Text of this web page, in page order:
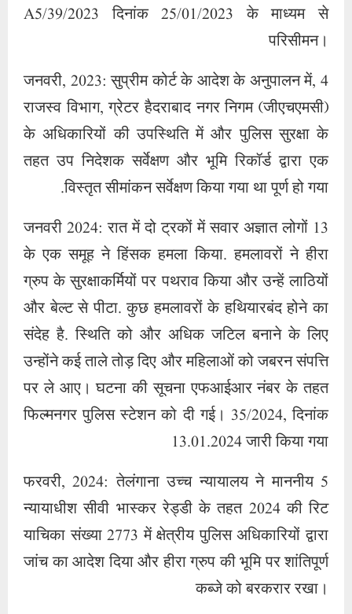
A5/39/2023 दिनांक 25/01/2023 के माध्यम से
परिसीमन।
4 जनवरी, 2023: सुप्रीम कोर्ट के आदेश के अनुपालन में,
राजस्व विभाग, ग्रेटर हैदराबाद नगर निगम (जीएचएमसी)
के अधिकारियों की उपस्थिति में और पुलिस सुरक्षा के
तहत उप निदेशक सर्वेक्षण और भूमि रिकॉर्ड द्वारा एक
विस्तृत सीमांकन सर्वेक्षण किया गया था पूर्ण हो गया.
13 जनवरी 2024: रात में दो ट्रकों में सवार अज्ञात लोगों
के एक समूह ने हिंसक हमला किया. हमलावरों ने हीरा
ग्रुप के सुरक्षाकर्मियों पर पथराव किया और उन्हें लाठियों
और बेल्ट से पीटा. कुछ हमलावरों के हथियारबंद होने का
संदेह है. स्थिति को और अधिक जटिल बनाने के लिए
उन्होंने कई ताले तोड़ दिए और महिलाओं को जबरन संपत्ति
पर ले आए। घटना की सूचना एफआईआर नंबर के तहत
फिल्मनगर पुलिस स्टेशन को दी गई। 35/2024, दिनांक
13.01.2024 जारी किया गया
5 फरवरी, 2024: तेलंगाना उच्च न्यायालय ने माननीय
न्यायाधीश सीवी भास्कर रेड्डी के तहत 2024 की रिट
याचिका संख्या 2773 में क्षेत्रीय पुलिस अधिकारियों द्वारा
जांच का आदेश दिया और हीरा ग्रुप की भूमि पर शांतिपूर्ण
कब्जे को बरकरार रखा।